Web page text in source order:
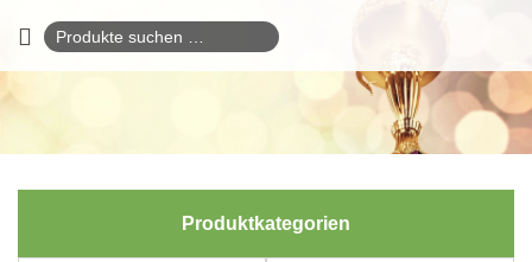
Suchen
nach:
Produktkategorien